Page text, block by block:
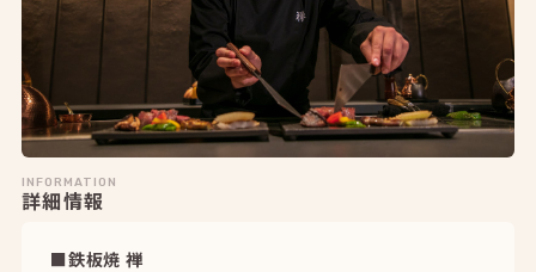
INFORMATION
詳細情報
■鉄板焼 禅